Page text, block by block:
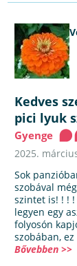
Kedves
pici lyuk
Gyenge
2025.
Sok
szobával
szintet is! ! ! !
legyen egy
folyosón
szobában,
Bővebben >>